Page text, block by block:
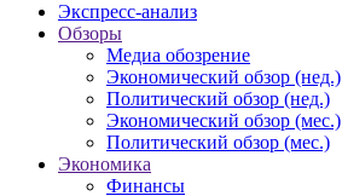
Экспресс-анализ
Обзоры
Медиа обозрение
Экономический обзор (нед.)
Политический обзор (нед.)
Экономический обзор (мес.)
Политический обзор (мес.)
Экономика
Финансы